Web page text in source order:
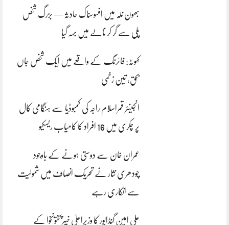
بھون نلہ میں افسوسناک حادثہ — بزرگ شخص
پلی سے گر کر نالے میں بہہ گیا
کہوٹہ: فائرنگ کے واقعے میں ایک شخص جاں
بحق، تین زخمی
انجینئر قمراسلام راجہ کی کمبوڈیا سے ہنگامی کال
پر چکری میں 16 افراد کا کامیاب ریسکیو
عمران خان سے دوستی ہونے کے باوجود
چودھری نثار نے تحریک انصاف میں شمولیت
سے انکاری رہے
علی امین گنڈاپور کا وزیراعلیٰ خیبرپختونخوا کے